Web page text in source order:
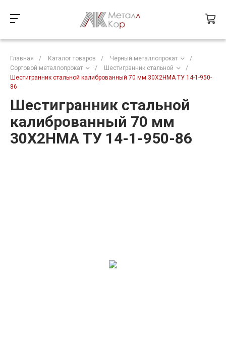
Главная / Каталог товаров / Черный металлопрокат
/
Сортовой металлопрокат
/ Шестигранник стальной
/
Шестигранник стальной калиброванный 70 мм 30Х2НМА ТУ 14-1-950-
86
Шестигранник стальной
калиброванный 70 мм
30Х2НМА ТУ 14-1-950-86